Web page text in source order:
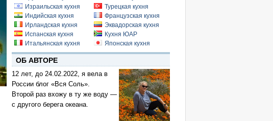
Израильская кухня
Индийская кухня
Ирландская кухня
Испанская кухня
Итальянская кухня
Турецкая кухня
Французская кухня
Эквадорская кухня
Кухня ЮАР
Японская кухня
ОБ АВТОРЕ
12 лет, до 24.02.2022, я вела в
России блог «Вся Соль».
Второй раз вхожу в ту же воду —
с другого берега океана.